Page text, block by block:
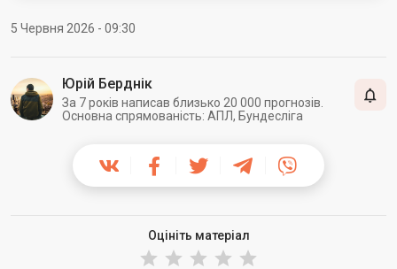
5 Червня 2026 - 09:30
Юрій Берднік
За 7 років написав близько 20 000 прогнозів.
Основна спрямованість: АПЛ, Бундесліга
Оцініть матеріал